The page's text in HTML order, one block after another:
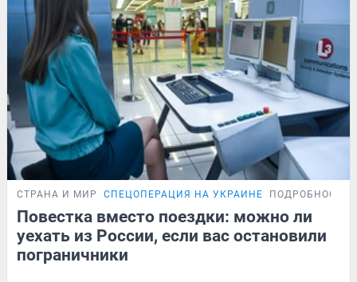
СТРАНА И МИР СПЕЦОПЕРАЦИЯ НА УКРАИНЕ ПОДРОБНОСТИ
Повестка вместо поездки: можно ли
уехать из России, если вас остановили
пограничники